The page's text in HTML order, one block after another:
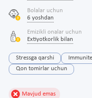
Bolalar uchun
6 yoshdan
Emizikli onalar uchun
Extiyotkorlik bilan
Stressga qarshi
Qon tomirlar uchun
Mavjud emas